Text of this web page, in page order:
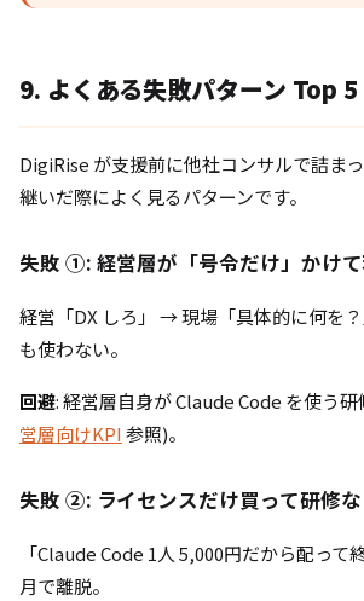
9. よくある失敗パターン Top 5
DigiRise が支援前に他社コンサルで詰ま
継いだ際によく見るパターンです。
失敗 ①: 経営層が「号令だけ」かけ
経営「DX しろ」 → 現場「具体的に何を
も使わない。
回避: 経営層自身が Claude Code を使う
営層向けKPI参照)。
失敗 ②: ライセンスだけ買って研修
「Claude Code 1人 5,000円だから配っ
月で離脱。